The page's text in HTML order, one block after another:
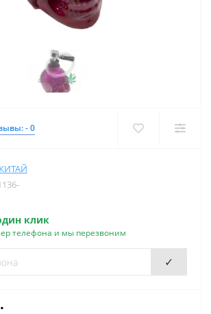
- 0
КИТАЙ
клик
телефона и мы перезвоним
✓